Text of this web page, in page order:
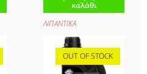
καλάθι
ΛΙΠΑΝΤΙΚΑ
OUT OF STOCK